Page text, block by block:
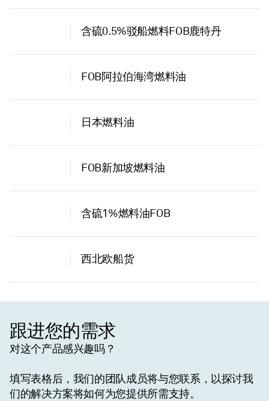
含硫0.5%驳船燃料FOB鹿特丹
FOB阿拉伯海湾燃料油
日本燃料油
FOB新加坡燃料油
含硫1%燃料油FOB
西北欧船货
跟进您的需求
对这个产品感兴趣吗？
填写表格后，我们的团队成员将与您联系，以探讨我
们的解决方案将如何为您提供所需支持。